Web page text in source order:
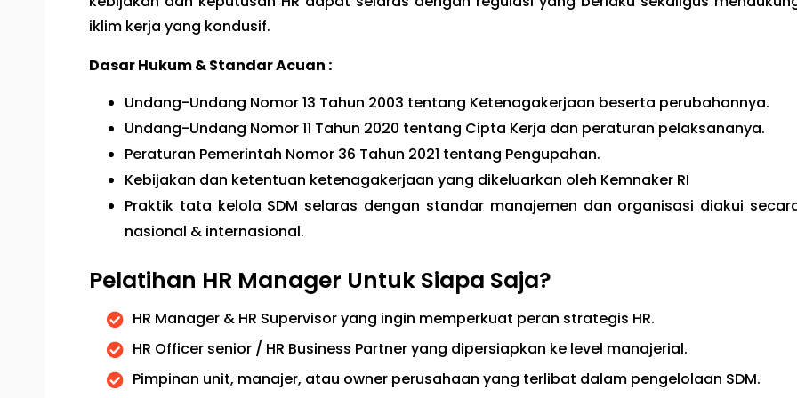
iklim kerja yang kondusif.
Dasar Hukum & Standar Acuan :
Undang-Undang Nomor 13 Tahun 2003 tentang Ketenagakerjaan beserta perubahannya.
Undang-Undang Nomor 11 Tahun 2020 tentang Cipta Kerja dan peraturan pelaksananya.
Peraturan Pemerintah Nomor 36 Tahun 2021 tentang Pengupahan.
Kebijakan dan ketentuan ketenagakerjaan yang dikeluarkan oleh Kemnaker RI
Praktik tata kelola SDM selaras dengan standar manajemen dan organisasi diakui
nasional & internasional.
Pelatihan HR Manager Untuk Siapa Saja?
HR Manager & HR Supervisor yang ingin memperkuat peran strategis HR.
HR Officer senior / HR Business Partner yang dipersiapkan ke level manajerial.
Pimpinan unit, manajer, atau owner perusahaan yang terlibat dalam pengelolaan SDM.